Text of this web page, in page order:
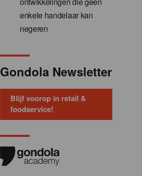
enkele handelaar kan
negeren
Gondola Newsletter
Blijf voorop in retail &
foodservice!